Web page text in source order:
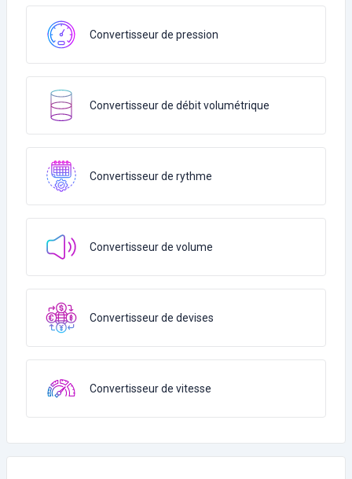
Convertisseur de pression
Convertisseur de débit volumétrique
Convertisseur de rythme
Convertisseur de volume
Convertisseur de devises
Convertisseur de vitesse